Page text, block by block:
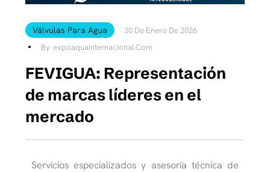
Válvulas Para Agua
30 De Enero De 2026
By Expoaquainternacional.com
FEVIGUA: Representación
de marcas líderes en el
mercado
Servicios especializados y asesoría técnica de